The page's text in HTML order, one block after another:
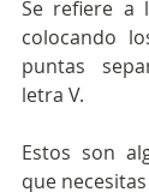
Se refiere a
colocando
puntas
letra V.
Estos son
que